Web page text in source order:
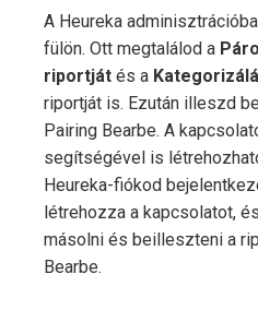
A Heureka
fülön. Ott megtalálod a
riportját és a
riportját is. Ezután illeszd
Pairing Bearbe. A
segítségével is
Heureka-fiókod
létrehozza a kapcsolatot,
másolni és beilleszteni a
Bearbe.